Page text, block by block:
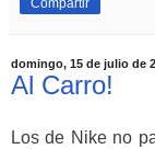
Compartir
domingo, 15 de julio de
Al Carro!
Los de Nike no